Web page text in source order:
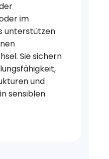
im
unterstützen
Sie sichern
und
sensiblen